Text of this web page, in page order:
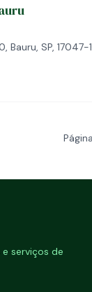
Bauru, SP, 17047-
serviços de